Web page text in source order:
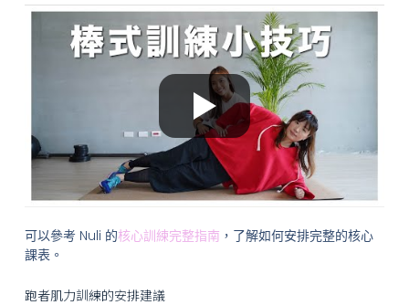
可以參考 Nuli 的核心訓練完整指南 ，了解如何安排完整的核心
課表。
跑者肌力訓練的安排建議